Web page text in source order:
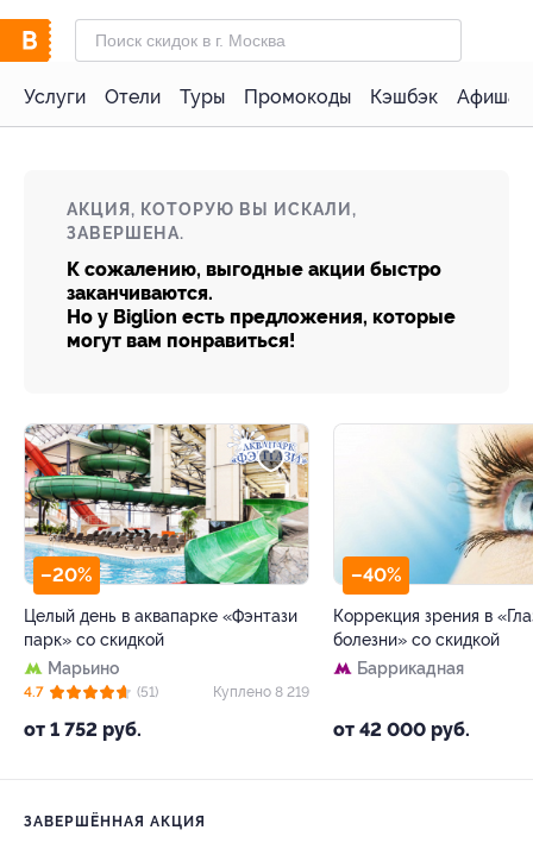
Услуги Отели Туры Промокоды Кэшбэк Афиша
АКЦИЯ, КОТОРУЮ ВЫ ИСКАЛИ,
ЗАВЕРШЕНА.
К сожалению, выгодные акции быстро
заканчиваются.
Но у Biglion есть предложения, которые
могут вам понравиться!
–20%
Целый день в аквапарке «Фэнтази
парк» со скидкой
Марьино
от 1 752 руб.
4.7 (51) Куплено 8 219
–40%
Коррекция зрения в
болезни» со скидкой
Баррикадная
от 42 000 руб.
ЗАВЕРШЁННАЯ АКЦИЯ